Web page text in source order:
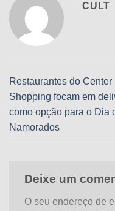
CULT
Restaurantes do Center
Shopping focam em
como opção para o Dia
Namorados
Deixe um
O seu endereço de